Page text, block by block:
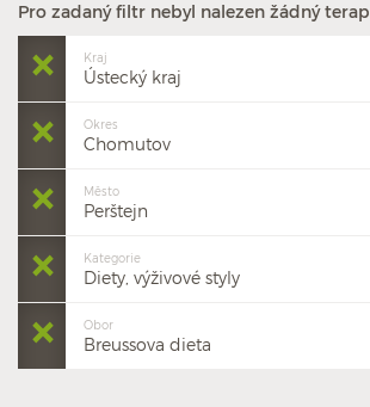
Pro zadaný filtr nebyl nalezen žádný
Kraj
Ústecký kraj
Okres
Chomutov
Město
Perštejn
Kategorie
Diety, výživové styly
Obor
Breussova dieta